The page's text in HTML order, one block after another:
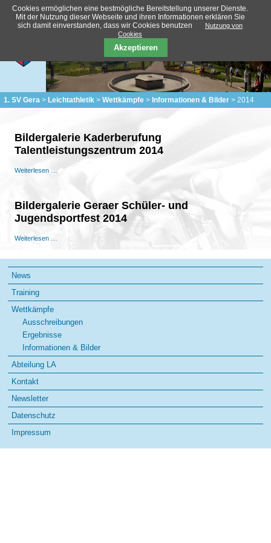
1. SV Gera Leichtathletik Wettkämpfe Informationen & Bilder 2014
Bildergalerie Kaderberufung
Talentleistungszentrum 2014
Weiterlesen …
Bildergalerie
Bildergalerie Geraer Schüler- und
Jugendsportfest 2014
Weiterlesen …
Navigation
überspringen
News
Training
Wettkämpfe
Ausschreibungen
Ergebnisse
Informationen & Bilder
Abteilung LA
Kontakt
Newsletter
Datenschutz
Impressum
Cookies ermöglichen eine bestmögliche Bereitstellung unserer Dienste.
Mit der Nutzung dieser Webseite und ihren Informationen erklären Sie
sich damit einverstanden, dass wir Cookies benutzen
Nutzung von
Cookies
Akzeptieren